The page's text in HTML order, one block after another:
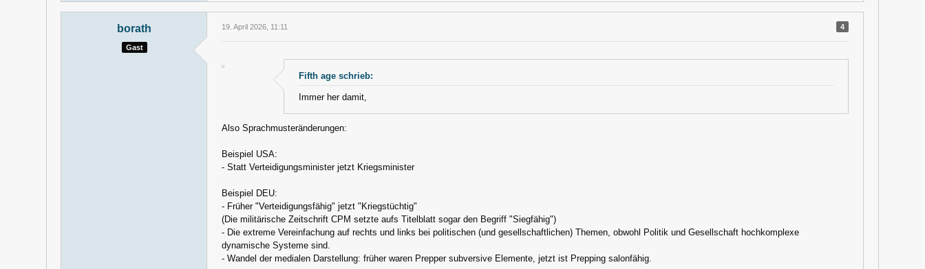
borath
Gast
4
19. April 2026, 11:11
Fifth age schrieb:
Immer her damit,
Also Sprachmusteränderungen:
Beispiel USA:
- Statt Verteidigungsminister jetzt Kriegsminister
Beispiel DEU:
- Früher "Verteidigungsfähig" jetzt "Kriegstüchtig"
(Die militärische Zeitschrift CPM setzte aufs Titelblatt sogar den Begriff "Siegfähig")
- Die extreme Vereinfachung auf rechts und links bei politischen (und gesellschaftlichen) Themen, obwohl Politik und Gesellschaft hochkomplexe
dynamische Systeme sind.
- Wandel der medialen Darstellung: früher waren Prepper subversive Elemente, jetzt ist Prepping salonfähig.